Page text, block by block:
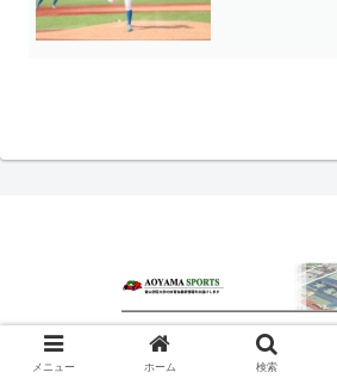
© 2020 青山スポー
メニュー ホーム 検索